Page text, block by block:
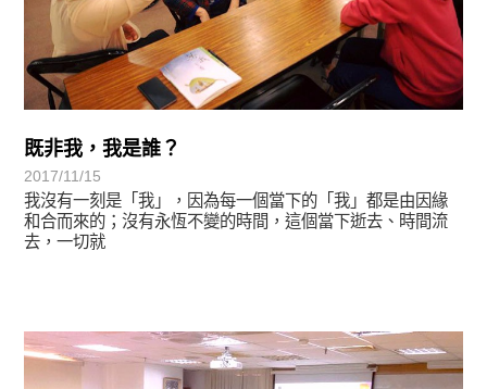
既非我，我是誰？
2017/11/15
我沒有一刻是「我」，因為每一個當下的「我」都是由因緣
和合而來的；沒有永恆不變的時間，這個當下逝去、時間流
去，一切就
學習分享